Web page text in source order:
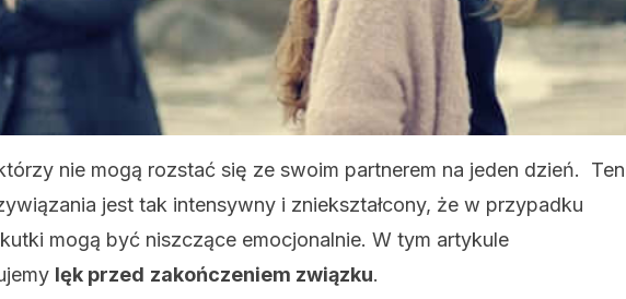
nie mogą rozstać się ze swoim partnerem na jeden dzień. Ten
jest tak intensywny i zniekształcony, że w przypadku
mogą być niszczące emocjonalnie. W tym artykule
lęk przed zakończeniem związku.